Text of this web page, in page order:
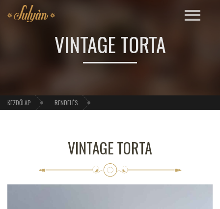
VINTAGE TORTA
KEZDŐLAP RENDELÉS
VINTAGE TORTA